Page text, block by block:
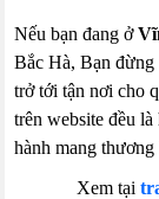
Nếu bạn đang ở
Bắc Hà, Bạn đừng
trở tới tận nơi cho
trên website đều
hành mang
Xem tại